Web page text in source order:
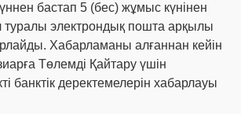
бастап 5 (бес) жұмыс күнінен
туралы электрондық пошта арқылы
Хабарламаны алғаннан кейін
Төлемді Қайтару үшін
банктік деректемелерін хабарлауы